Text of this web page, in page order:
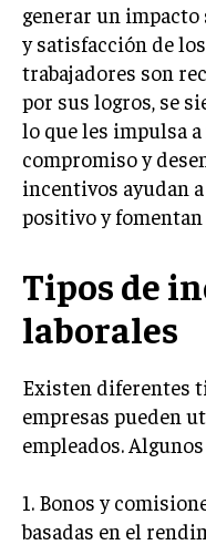
INVESTIGACIÓN
ANÁLISIS DE
GESTIÓN DE
EMPRENDIMIENTO
INNOVACIÓN
GESTIÓN DEL
HABILIDADES
PLANIFICACIÓN
FINANZAS
FINANZAS Y
GESTIÓN DE
generar un
y satisfacción de
trabajadores son
por sus logros, se
lo que les impulsa
compromiso y
incentivos ayudan
positivo y
Tipos de
laborales
Existen diferentes
empresas pueden
empleados.
1. Bonos y
basadas en el